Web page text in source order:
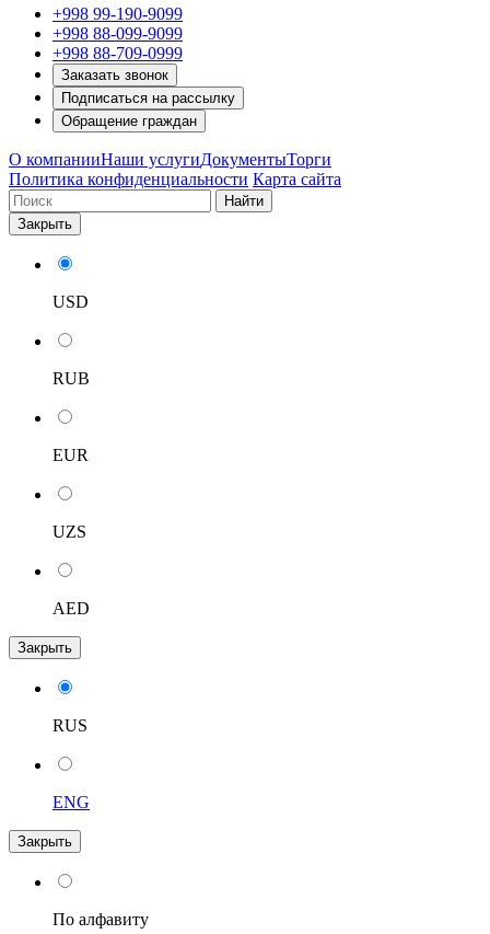
+998 99-190-9099
+998 88-099-9099
+998 88-709-0999
Заказать звонок
Подписаться на рассылку
Обращение граждан
О компанииНаши услугиДокументыТорги
Политика конфиденциальности Карта сайта
Найти
Закрыть
USD
RUB
EUR
UZS
AED
Закрыть
RUS
ENG
Закрыть
По алфавиту